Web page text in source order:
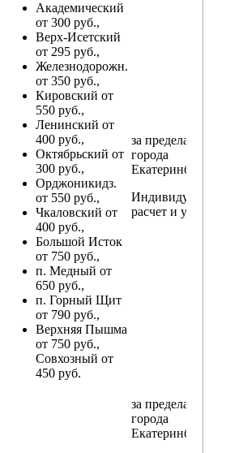
Академический
от 300 руб.,
Верх-Исетский
от 295 руб.,
Железнодорожн.
от 350 руб.,
Кировский от
550 руб.,
Ленинский от
400 руб.,
Октябрьский от
300 руб.,
Орджоникидз.
от 550 руб.,
Чкаловский от
400 руб.,
Большой Исток
от 750 руб.,
п. Медный от
650 руб.,
п. Горный Щит
от 790 руб.,
Верхняя Пышма
от 750 руб.,
Совхозный от
450 руб.
за пределами
города
Екатеринбург
расчет и условия
за пределами
города
Екатеринбург